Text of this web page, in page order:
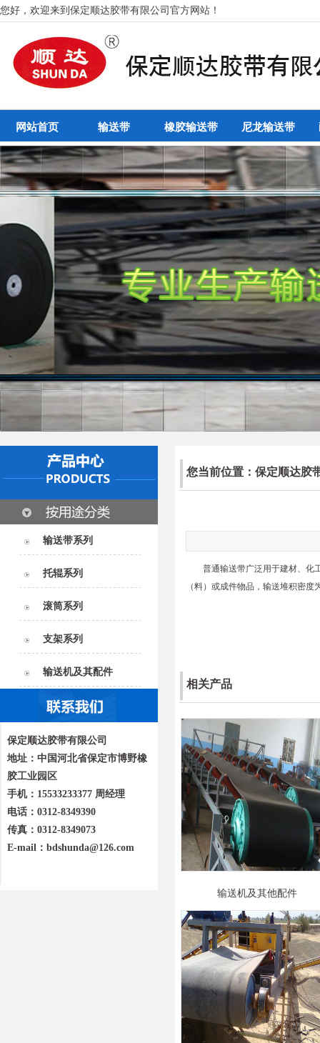
您好，欢迎来到保定顺达胶带有限公司官方网站！
网站首页 输送带 橡胶输送带 尼龙输送带
输送带系列
托辊系列
滚筒系列
支架系列
输送机及其配件
保定顺达胶带有限公司
地址：中国河北省保定市博野橡
胶工业园区
手机：15533233377 周经理
电话：0312-8349390
传真：0312-8349073
E-mail：bdshunda@126.com
您当前位置： 保定顺达胶
普通输送带广泛用于建材、化
（料）或成件物品，输送堆积密
相关产品
输送机及其他配件